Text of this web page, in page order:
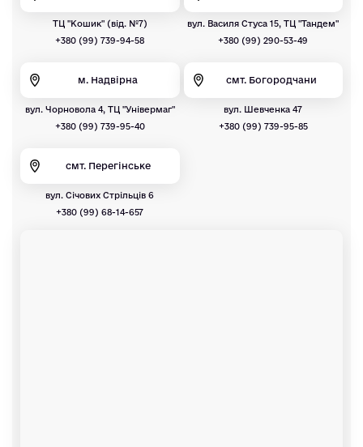
ТЦ "Кошик" (від. №7)
+380 (99) 739-94-58
вул. Василя Стуса 15, ТЦ "Тандем"
+380 (99) 290-53-49
м. Надвірна
вул. Чорновола 4, ТЦ "Універмаг"
+380 (99) 739-95-40
смт. Богородчани
вул. Шевченка 47
+380 (99) 739-95-85
смт. Перегінське
вул. Січових Стрільців 6
+380 (99) 68-14-657